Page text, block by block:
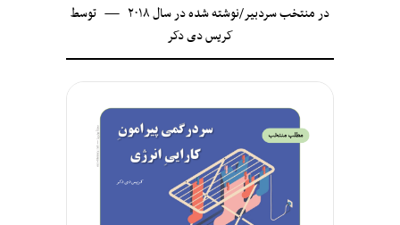
درمنتخب سردبیر/نوشته شده در سال ۲۰۱۸
توسط
کریس دی دکر